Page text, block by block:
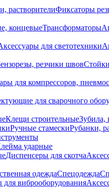
растворителиФиксаторы
концевыеТрансформаторы
для светотехники
резчики швов
для компрессоров,
для сварочного
Клещи строительныеЗубила,
Ручные стамескиРубанки,
ударные
Диспенсеры для скотча
одеждаСпецодежда
для виброоборудования